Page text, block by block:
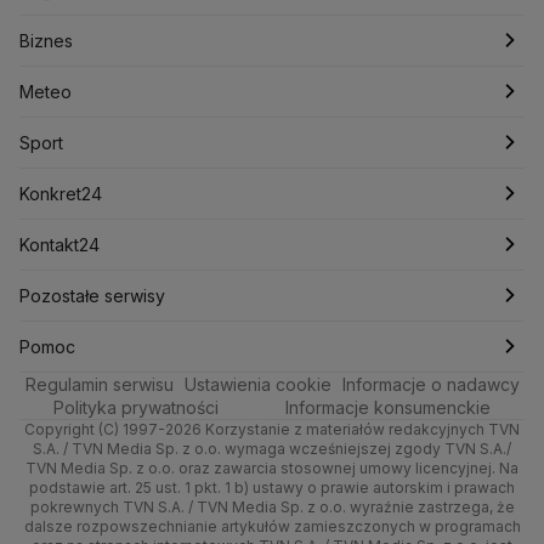
Kryptowaluty
Lotnisko Chopina
Mariusz Błaszczak
Mark Zuckerberg
Ministerstwo Aktywów Państwowych
Ministerstwo Infrastruktury
Ministerstwo Rolnictwa
Ministerstwo Rozwoju i Technologii
Ministerstwo Sportu i Turystyki
Ministerstwo Cyfryzacji
Ministerstwo Edukacji Narodowej
Ministerstwo Finansów
Ministerstwo Klimatu i Środowiska
Biznes
Meteo
Sport
Zdrowie
Technologia
Quizy
Tematy
Podcasty
Artykuły
Newslettery
Fakty po Faktach
Fakty o Świecie
Ludzie Faktów
Warszawa
Łódź
Katowice
Kraków
Poznań
Trójmiasto
Kielce
Kujawsko-pomorskie
Lublin
Lubuskie
Biznes
Najnowsze
Notowania
Pieniądze
Nieruchomości
Rynki
Dla firm
Handel
Ze świata
Tech
Moto
Meteo
Pogoda godzinowa
Pogoda długoterminowa
Pogoda na jutro
Pogoda na weekend
Najnowsze
Polska
Prognoza
Świat
Nauka
Sport
Piłka Nożna
Tenis
Kolarstwo
Skoki Narciarskie
Sporty zimowe
Lekkoatletyka
Siatkówka
Konkret24
Najnowsze
Polska
Świat
Polityka
Zdrowie
Tech
Kontakt24
Najnowsze
Gorące Tematy
Wyślij zgłoszenie
Pozostałe serwisy
TVN
Dzień Dobry TVN
Uwaga TVN
HGTV
Pomoc
Centrum pomocy
Test zgodności
Oglądaj na TV
Regulamin serwisu Ustawienia cookie
Informacje o nadawcy
Polityka prywatności
Informacje konsumenckie
Copyright (C) 1997-2026 Korzystanie z materiałów redakcyjnych TVN
S.A. / TVN Media Sp. z o.o. wymaga wcześniejszej zgody TVN S.A./
TVN Media Sp. z o.o. oraz zawarcia stosownej umowy licencyjnej. Na
podstawie art. 25 ust. 1 pkt. 1 b) ustawy o prawie autorskim i prawach
pokrewnych TVN S.A. / TVN Media Sp. z o.o. wyraźnie zastrzega, że
dalsze rozpowszechnianie artykułów zamieszczonych w programach